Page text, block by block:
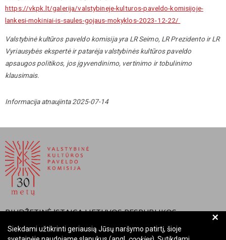
https://vkpk.lt/galerija/valstybineje-kulturos-paveldo-komisijoje-
lankesi-mokiniai-is-saules-gojaus-mokyklos-2023-12-22/
Valstybinė kultūros paveldo komisija yra LR Seimo, LR Prezidento ir LR
Vyriausybės ekspertė ir patarėja valstybinės kultūros paveldo
apsaugos politikos, jos įgyvendinimo, vertinimo ir tobulinimo
klausimais.
Informacija atnaujinta 2025-07-14
BIUDŽETINĖ ĮSTAIGA LIETUVOS RESPUBLIKOS
VALSTYBINĖ KULTŪROS PAVELDO KOMISIJA
+
Siekdami užtikrinti geriausią Jūsų naršymo patirtį, šioje